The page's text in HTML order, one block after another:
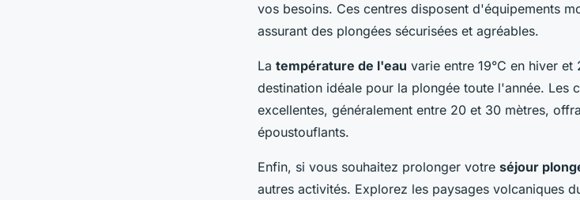
vos besoins. Ces centres disposent d'équipements
assurant des plongées sécurisées et agréables.
La température de l'eau varie entre 19°C en hiver
destination idéale pour la plongée toute l'année. Les
excellentes, généralement entre 20 et 30 mètres,
époustouflants.
Enfin, si vous souhaitez prolonger votre séjour
autres activités. Explorez les paysages volcaniques